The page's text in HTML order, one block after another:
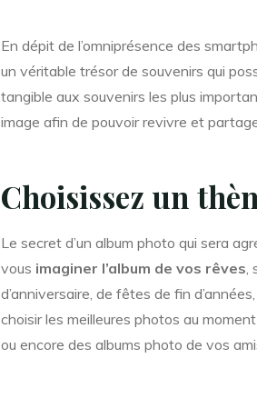
En dépit de l’omniprésence des
un véritable trésor de souvenirs qui
tangible aux souvenirs les plus
image afin de pouvoir revivre et
Choisissez un
Le secret d’un album photo qui sera
vous imaginer l’album de vos rêves
d’anniversaire, de fêtes de fin
choisir les meilleures photos au
ou encore des albums photo de vos